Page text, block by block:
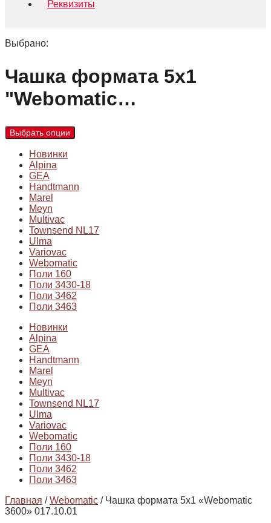
Реквизиты
Выбрано:
Чашка формата 5х1
"Webomatic…
Выбрать опции
Новинки
Alpina
GEA
Handtmann
Marel
Meyn
Multivac
Townsend NL17
Ulma
Variovac
Webomatic
Поли 160
Поли 3430-18
Поли 3462
Поли 3463
Новинки
Alpina
GEA
Handtmann
Marel
Meyn
Multivac
Townsend NL17
Ulma
Variovac
Webomatic
Поли 160
Поли 3430-18
Поли 3462
Поли 3463
Главная /Webomatic / Чашка формата 5х1 «Webomatic
3600» 017.10.01